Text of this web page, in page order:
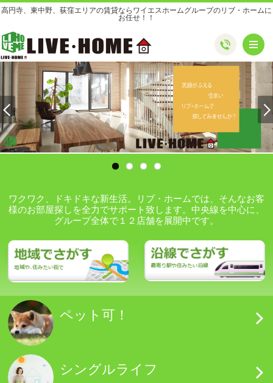
高円寺、東中野、荻窪エリアの賃貸ならワイエスホームグループのリブ・ホームに
お任せ！！
ワクワク、ドキドキな新生活。リブ・ホームでは、そんなお客
様のお部屋探しを全力でサポート致します。中央線を中心に、
グループ全体で１２店舗を展開中です。
ペット可！
シングルライフ